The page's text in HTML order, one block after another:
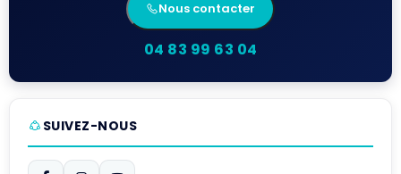
Nous contacter
04 83 99 63 04
SUIVEZ-NOUS